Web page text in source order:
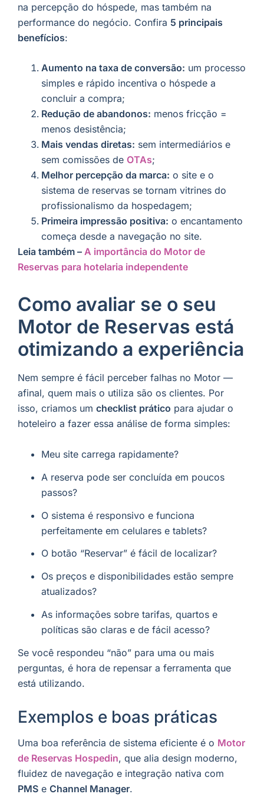
na percepção do hóspede, mas também na
performance do negócio. Confira 5 principais
benefícios:
Aumento na taxa de conversão: um processo
simples e rápido incentiva o hóspede a
concluir a compra;
Redução de abandonos: menos fricção =
menos desistência;
Mais vendas diretas: sem intermediários e
sem comissões de OTAs;
Melhor percepção da marca: o site e o
sistema de reservas se tornam vitrines do
profissionalismo da hospedagem;
Primeira impressão positiva: o encantamento
começa desde a navegação no site.
Leia também – A importância do Motor de
Reservas para hotelaria independente
Como avaliar se o seu
Motor de Reservas está
otimizando a experiência
Nem sempre é fácil perceber falhas no Motor —
afinal, quem mais o utiliza são os clientes. Por
isso, criamos um checklist prático para ajudar o
hoteleiro a fazer essa análise de forma simples:
Meu site carrega rapidamente?
A reserva pode ser concluída em poucos
passos?
O sistema é responsivo e funciona
perfeitamente em celulares e tablets?
O botão “Reservar” é fácil de localizar?
Os preços e disponibilidades estão sempre
atualizados?
As informações sobre tarifas, quartos e
políticas são claras e de fácil acesso?
Se você respondeu “não” para uma ou mais
perguntas, é hora de repensar a ferramenta que
está utilizando.
Exemplos e boas práticas
Uma boa referência de sistema eficiente é o Motor
de Reservas Hospedin, que alia design moderno,
fluidez de navegação e integração nativa com
PMS e Channel Manager.